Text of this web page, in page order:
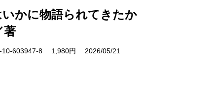
いかに物語られてきたか
著
603947-8 1,980円 2026/05/21